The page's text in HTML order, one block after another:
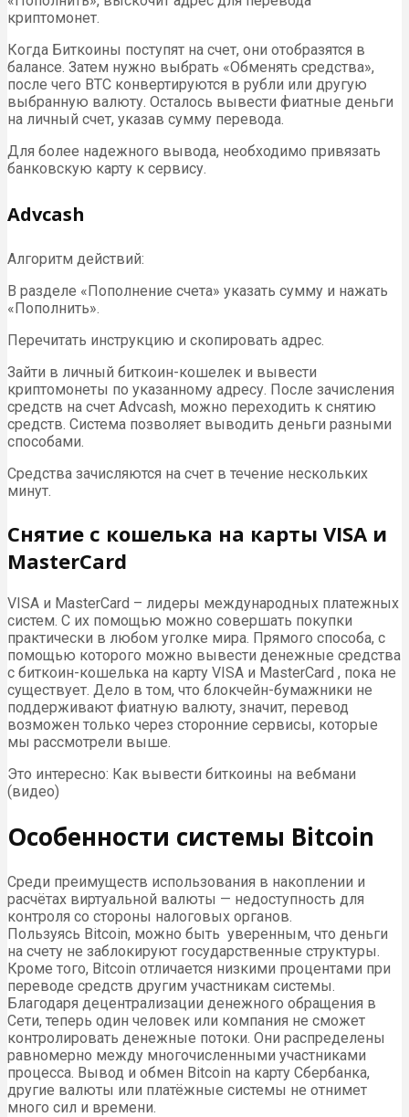
криптомонет.
Когда Биткоины поступят на счет, они отобразятся в
балансе. Затем нужно выбрать «Обменять средства»,
после чего BTC конвертируются в рубли или другую
выбранную валюту. Осталось вывести фиатные деньги
на личный счет, указав сумму перевода.
Для более надежного вывода, необходимо привязать
банковскую карту к сервису.
Advcash
Алгоритм действий:
В разделе «Пополнение счета» указать сумму и нажать
«Пополнить».
Перечитать инструкцию и скопировать адрес.
Зайти в личный биткоин-кошелек и вывести
криптомонеты по указанному адресу. После зачисления
средств на счет Advcash, можно переходить к снятию
средств. Система позволяет выводить деньги разными
способами.
Средства зачисляются на счет в течение нескольких
минут.
Снятие с кошелька на карты VISA и
MasterCard
VISA и MasterCard – лидеры международных платежных
систем. С их помощью можно совершать покупки
практически в любом уголке мира. Прямого способа, с
помощью которого можно вывести денежные средства
с биткоин-кошелька на карту VISA и MasterCard , пока не
существует. Дело в том, что блокчейн-бумажники не
поддерживают фиатную валюту, значит, перевод
возможен только через сторонние сервисы, которые
мы рассмотрели выше.
Это интересно: Как вывести биткоины на вебмани
(видео)
Особенности системы Bitcoin
Среди преимуществ использования в накоплении и
расчётах виртуальной валюты — недоступность для
контроля со стороны налоговых органов.
Пользуясь Bitcoin, можно быть уверенным, что деньги
на счету не заблокируют государственные структуры.
Кроме того, Bitcoin отличается низкими процентами при
переводе средств другим участникам системы.
Благодаря децентрализации денежного обращения в
Сети, теперь один человек или компания не сможет
контролировать денежные потоки. Они распределены
равномерно между многочисленными участниками
процесса. Вывод и обмен Bitcoin на карту Сбербанка,
другие валюты или платёжные системы не отнимет
много сил и времени.